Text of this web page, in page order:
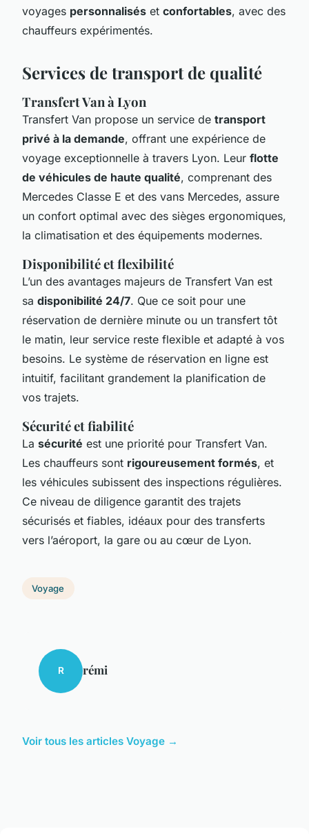
voyages personnalisés et confortables, avec des
chauffeurs expérimentés.
Services de transport de qualité
Transfert Van à Lyon
Transfert Van propose un service de transport
privé à la demande, offrant une expérience de
voyage exceptionnelle à travers Lyon. Leur flotte
de véhicules de haute qualité, comprenant des
Mercedes Classe E et des vans Mercedes, assure
un confort optimal avec des sièges ergonomiques,
la climatisation et des équipements modernes.
Disponibilité et flexibilité
L’un des avantages majeurs de Transfert Van est
sa disponibilité 24/7. Que ce soit pour une
réservation de dernière minute ou un transfert tôt
le matin, leur service reste flexible et adapté à vos
besoins. Le système de réservation en ligne est
intuitif, facilitant grandement la planification de
vos trajets.
Sécurité et fiabilité
La sécurité est une priorité pour Transfert Van.
Les chauffeurs sont rigoureusement formés, et
les véhicules subissent des inspections régulières.
Ce niveau de diligence garantit des trajets
sécurisés et fiables, idéaux pour des transferts
vers l’aéroport, la gare ou au cœur de Lyon.
Voyage
R rémi
Voir tous les articles Voyage →